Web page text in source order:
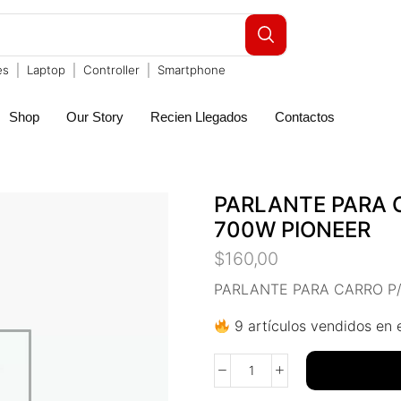
Laptop Controller Smartphone
Shop Our Story Recien Llegados Contactos
PARLANTE
700W PIONEER
$160,00
PARLANTE PARA CARRO
9 artículos vendidos en